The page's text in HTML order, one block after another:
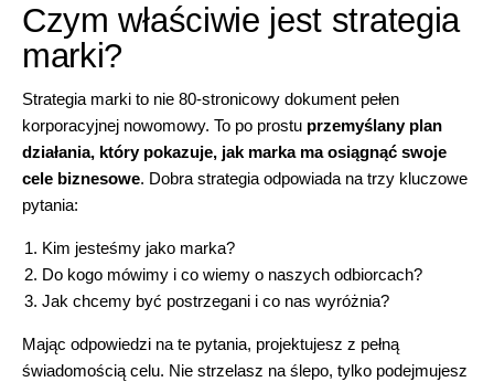
Czym właściwie jest strategia
marki?
Strategia marki to nie 80-stronicowy dokument pełen
korporacyjnej nowomowy. To po prostu przemyślany plan
działania, który pokazuje, jak marka ma osiągnąć swoje
cele biznesowe. Dobra strategia odpowiada na trzy kluczowe
pytania:
Kim jesteśmy jako marka?
Do kogo mówimy i co wiemy o naszych odbiorcach?
Jak chcemy być postrzegani i co nas wyróżnia?
Mając odpowiedzi na te pytania, projektujesz z pełną
świadomością celu. Nie strzelasz na ślepo, tylko podejmujesz